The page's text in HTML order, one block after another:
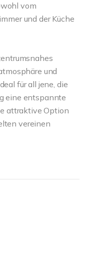
vom
und der Küche
und
für all jene, die
eine entspannte
attraktive Option
vereinen